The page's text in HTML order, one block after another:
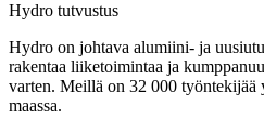
Hydro tutvustus
Hydro on johtava alumiini- ja
rakentaa liiketoimintaa ja
varten. Meillä on 32 000 työntekijää
maassa.